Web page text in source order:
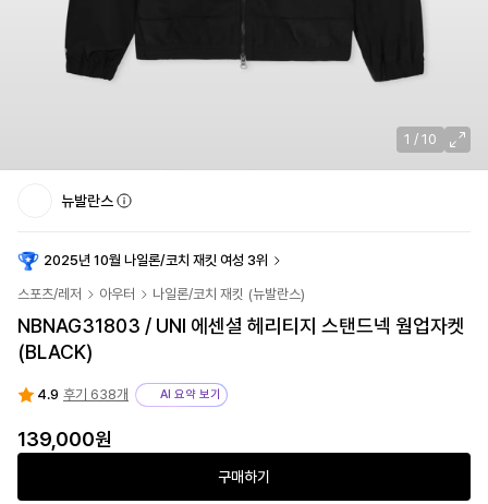
1 / 10
뉴발란스
2025년 10월 나일론/코치 재킷 여성 3위
스포츠/레저 아우터 나일론/코치 재킷 (뉴발란스)
NBNAG31803 / UNI 에센셜 헤리티지 스탠드넥 웜업자켓
(BLACK)
4.9 후기 638개 AI 요약 보기
139,000원
구매하기